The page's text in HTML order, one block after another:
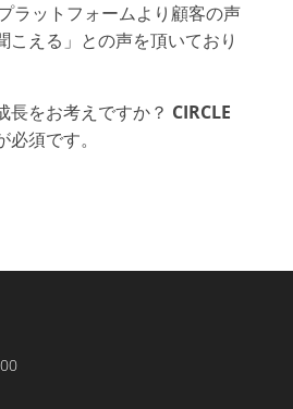
プラットフォームより顧客の声
こえる」との声を頂いており
長をお考えですか？ CIRCLE
必須です。